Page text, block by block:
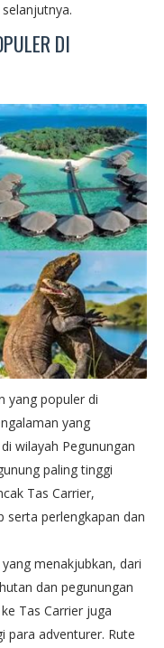
DI
yang populer di
yang
wilayah Pegunungan
paling tinggi
Tas Carrier,
serta perlengkapan dan
menakjubkan, dari
dan pegunungan
Tas Carrier juga
para adventurer. Rute